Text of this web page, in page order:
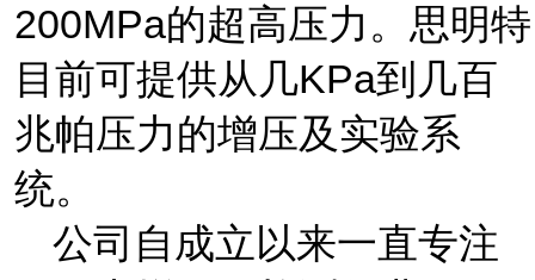
200MPa的超高压力。思明特
目前可提供从几KPa到几百
兆帕压力的增压及实验系
统。
公司自 成立以来一直专注